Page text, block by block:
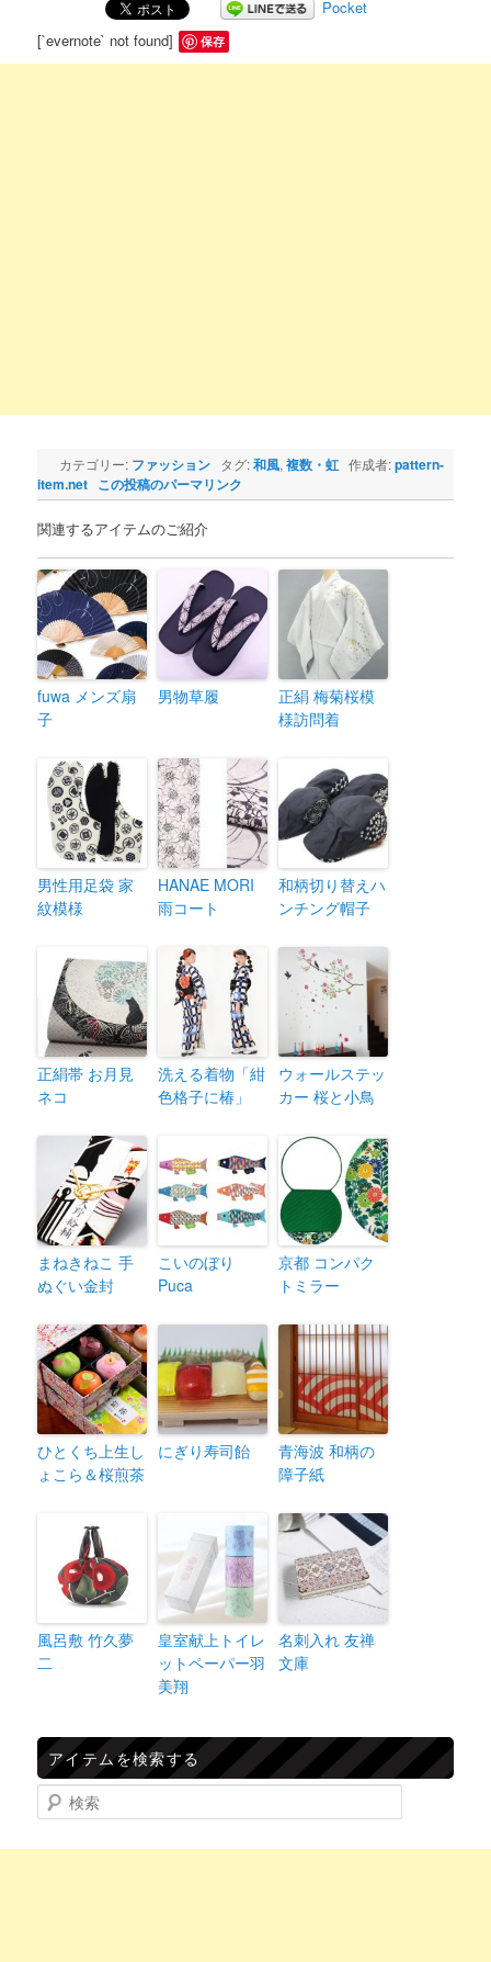
Pocket
[`evernote` not found]
保存
カテゴリー: ファッション タグ:和風,複数・虹 作成者:pattern-
item.net この投稿のパーマリンク
関連するアイテムのご紹介
fuwa メンズ扇
子
男物草履
正絹 梅菊桜模
様訪問着
男性用足袋 家
紋模様
HANAE MORI
雨コート
和柄切り替えハ
ンチング帽子
正絹帯 お月見
ネコ
洗える着物「紺
色格子に椿」
ウォールステッ
カー 桜と小鳥
まねきねこ 手
ぬぐい金封
こいのぼり
Puca
京都 コンパク
トミラー
ひとくち上生し
ょこら＆桜煎茶
にぎり寿司飴
青海波 和柄の
障子紙
風呂敷 竹久夢
二
皇室献上トイレ
ットペーパー羽
美翔
名刺入れ 友禅
文庫
アイテムを検索する
検索